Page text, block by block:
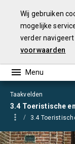
Taakvelden
3.4 Toeristische
3.4
Wij gebruiken
mogelijke
verder
voorwaarden